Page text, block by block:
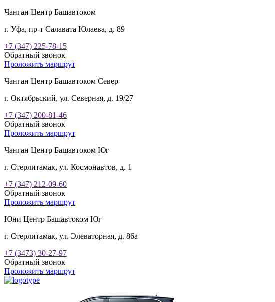
Чанган Центр Башавтоком
г. Уфа, пр-т Салавата Юлаева, д. 89
+7 (347) 225-78-15
Обратный звонок
Проложить маршрут
Чанган Центр Башавтоком Север
г. Октябрьский, ул. Северная, д. 19/27
+7 (347) 200-81-46
Обратный звонок
Проложить маршрут
Чанган Центр Башавтоком Юг
г. Стерлитамак, ул. Космонавтов, д. 1
+7 (347) 212-09-60
Обратный звонок
Проложить маршрут
Юни Центр Башавтоком Юг
г. Стерлитамак, ул. Элеваторная, д. 86а
+7 (3473) 30-27-97
Обратный звонок
Проложить маршрут